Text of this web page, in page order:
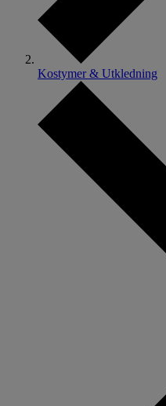
Kostymer & Utkledning